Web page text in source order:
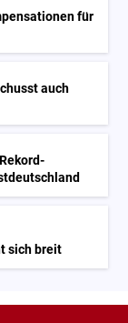
für
auch
sich breit